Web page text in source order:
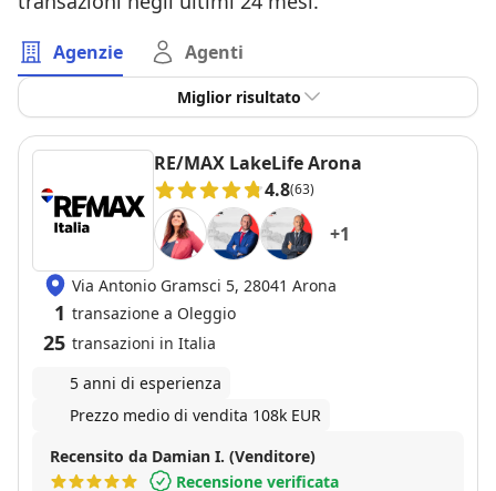
Agenzie Agenti
Miglior risultato
RE/MAX LakeLife Arona
4.8(63)
+1
Via Antonio Gramsci 5, 28041 Arona
1 transazione a Oleggio
25 transazioni in Italia
5 anni di esperienza
Prezzo medio di vendita 108k EUR
Recensito da Damian I. (Venditore)
Recensione verificata